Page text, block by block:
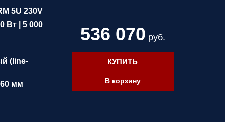
5U 230V
Вт | 5 000
(line-
мм
536 070 руб.
КУПИТЬ
В корзину